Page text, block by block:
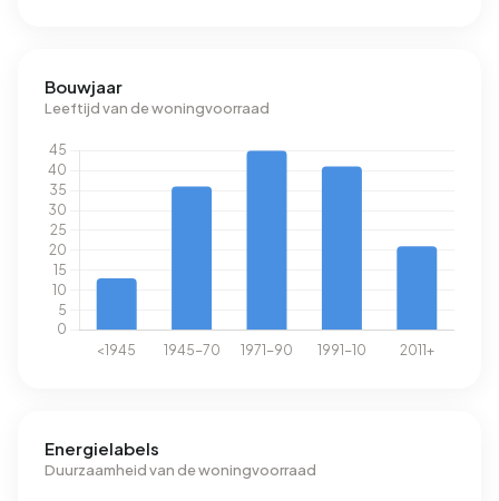
Bouwjaar
Leeftijd van de woningvoorraad
Energielabels
Duurzaamheid van de woningvoorraad